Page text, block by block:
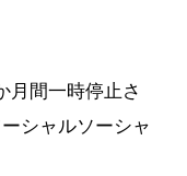
月間一時停止さ
シャルソーシャ